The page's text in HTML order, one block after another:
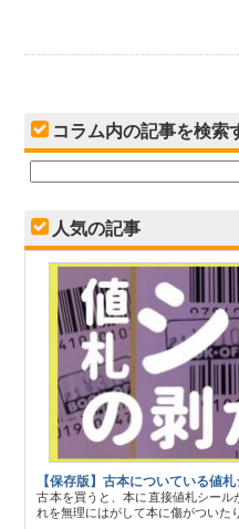
コラム内の記事を検索
人気の記事
【保存版】古本についている値
古本を買うと、本に直接値札シー
れを無理にはがして本に傷がついた